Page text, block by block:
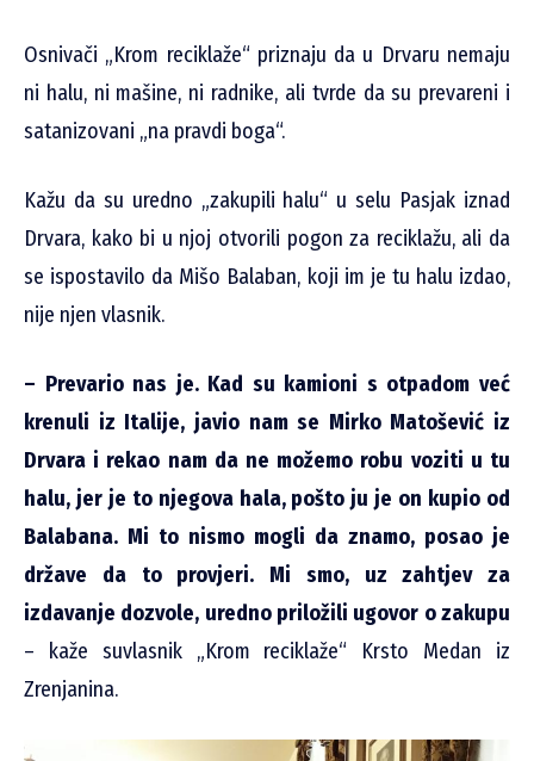
Osnivači „Krom reciklaže“ priznaju da u Drvaru nemaju
ni halu, ni mašine, ni radnike, ali tvrde da su prevareni i
satanizovani „na pravdi boga“.
Kažu da su uredno „zakupili halu“ u selu Pasjak iznad
Drvara, kako bi u njoj otvorili pogon za reciklažu, ali da
se ispostavilo da Mišo Balaban, koji im je tu halu izdao,
nije njen vlasnik.
– Prevario nas je. Kad su kamioni s otpadom već
krenuli iz Italije, javio nam se Mirko Matošević iz
Drvara i rekao nam da ne možemo robu voziti u tu
halu, jer je to njegova hala, pošto ju je on kupio od
Balabana. Mi to nismo mogli da znamo, posao je
države da to provjeri. Mi smo, uz zahtjev za
izdavanje dozvole, uredno priložili ugovor o zakupu
– kaže suvlasnik „Krom reciklaže“ Krsto Medan iz
Zrenjanina.